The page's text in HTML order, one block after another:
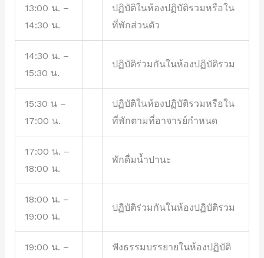
13:00 น. –
14:30 น.
ปฏิบัติในห้องปฏิบัติรวมหรือใน
ที่พักส่วนตัว
14:30 น. –
15:30 น.
ปฏิบัติร่วมกันในห้องปฏิบัติรวม
15:30 น –
17:00 น.
ปฏิบัติในห้องปฏิบัติรวมหรือใน
ที่พักตามที่อาจารย์กำหนด
17:00 น. –
18:00 น.
พักดื่มน้ำปานะ
18:00 น. –
19:00 น.
ปฏิบัติร่วมกันในห้องปฏิบัติรวม
19:00 น. –
ฟังธรรมบรรยายในห้องปฏิบัติ